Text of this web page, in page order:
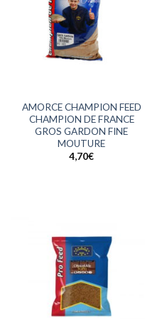
AMORCE CHAMPION FEED
CHAMPION DE FRANCE
GROS GARDON FINE
MOUTURE
4,70€